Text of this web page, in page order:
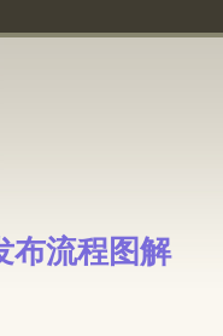
布流程图解